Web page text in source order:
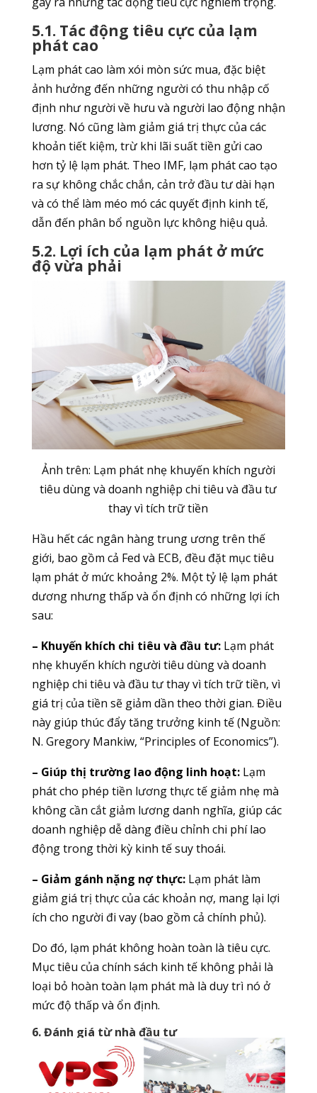
5.1. Tác động tiêu cực của lạm
phát cao
Lạm phát cao làm xói mòn sức mua, đặc biệt
ảnh hưởng đến những người có thu nhập cố
định như người về hưu và người lao động nhận
lương. Nó cũng làm giảm giá trị thực của các
khoản tiết kiệm, trừ khi lãi suất tiền gửi cao
hơn tỷ lệ lạm phát. Theo IMF, lạm phát cao tạo
ra sự không chắc chắn, cản trở đầu tư dài hạn
và có thể làm méo mó các quyết định kinh tế,
dẫn đến phân bổ nguồn lực không hiệu quả.
5.2. Lợi ích của lạm phát ở mức
độ vừa phải
Ảnh trên: Lạm phát nhẹ khuyến khích người
tiêu dùng và doanh nghiệp chi tiêu và đầu tư
thay vì tích trữ tiền
Hầu hết các ngân hàng trung ương trên thế
giới, bao gồm cả Fed và ECB, đều đặt mục tiêu
lạm phát ở mức khoảng 2%. Một tỷ lệ lạm phát
dương nhưng thấp và ổn định có những lợi ích
sau:
– Khuyến khích chi tiêu và đầu tư:Lạm phát
nhẹ khuyến khích người tiêu dùng và doanh
nghiệp chi tiêu và đầu tư thay vì tích trữ tiền, vì
giá trị của tiền sẽ giảm dần theo thời gian. Điều
này giúp thúc đẩy tăng trưởng kinh tế (Nguồn:
N. Gregory Mankiw, “Principles of Economics”).
– Giúp thị trường lao động linh hoạt:Lạm
phát cho phép tiền lương thực tế giảm nhẹ mà
không cần cắt giảm lương danh nghĩa, giúp các
doanh nghiệp dễ dàng điều chỉnh chi phí lao
động trong thời kỳ kinh tế suy thoái.
– Giảm gánh nặng nợ thực:Lạm phát làm
giảm giá trị thực của các khoản nợ, mang lại lợi
ích cho người đi vay (bao gồm cả chính phủ).
Do đó, lạm phát không hoàn toàn là tiêu cực.
Mục tiêu của chính sách kinh tế không phải là
loại bỏ hoàn toàn lạm phát mà là duy trì nó ở
mức độ thấp và ổn định.
6. Đánh giá từ nhà đầu tư